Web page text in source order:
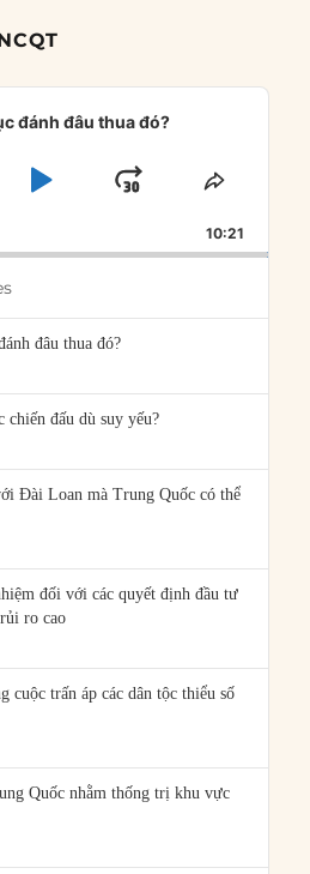
đánh đâu thua đó?
PLAYJUMP
FORWARD
SHARE
10:21
đâu thua đó?
chiến đấu dù suy yếu?
Đài Loan mà Trung Quốc có thể
đối với các quyết định đầu tư
ro cao
cuộc trấn áp các dân tộc thiểu số
Quốc nhằm thống trị khu vực